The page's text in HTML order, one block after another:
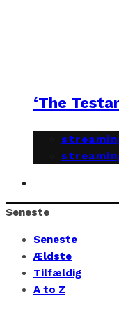
‘The
Seneste
Seneste
Ældste
Tilfældig
A to Z